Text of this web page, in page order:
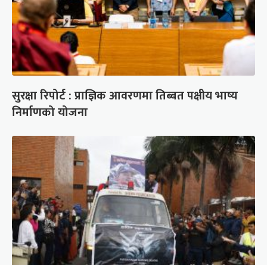
सुरक्षा रिपोर्ट : प्राज्ञिक आवरणमा तिब्बत पक्षीय भाष्य
निर्माणको योजना